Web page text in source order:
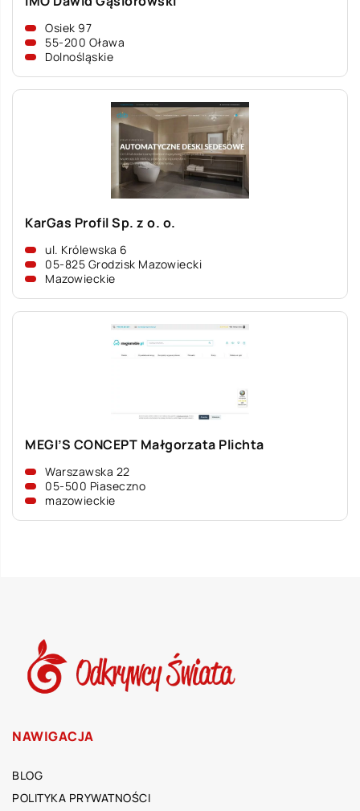
Osiek 97
55-200 Oława
Dolnośląskie
KarGas Profil Sp. z o. o.
ul. Królewska 6
05-825 Grodzisk Mazowiecki
Mazowieckie
MEGI’S CONCEPT Małgorzata Plichta
Warszawska 22
05-500 Piaseczno
mazowieckie
NAWIGACJA
BLOG
POLITYKA PRYWATNOŚCI